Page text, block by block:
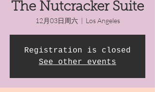
The Nutcracker Suite
12月03日周六
  |
Los Angeles
Registration is closed
See other events